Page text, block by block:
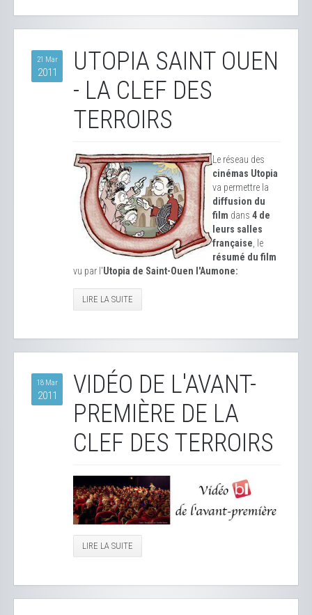
21 Mar
2011
UTOPIA SAINT OUEN
- LA CLEF DES
TERROIRS
Le réseau des
cinémas Utopia
va permettre la
diffusion du
film dans 4 de
leurs salles
française , le
résumé du film
vu par l'Utopia de Saint-Ouen l'Aumone:
LIRE LA SUITE
18 Mar
2011
VIDÉO DE L'AVANT-
PREMIÈRE DE LA
CLEF DES TERROIRS
LIRE LA SUITE